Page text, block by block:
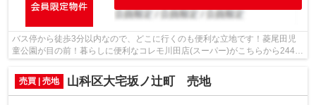
バス停から徒歩3分以内なので、どこに行くのも便利な立地です！菱尾田児
童公園が目の前！暮らしに便利なコレモ川田店(スーパー)がこちらから244m
のところにあります！南側の道路に面し...
売買 | 売地
山科区大宅坂ノ辻町 売地